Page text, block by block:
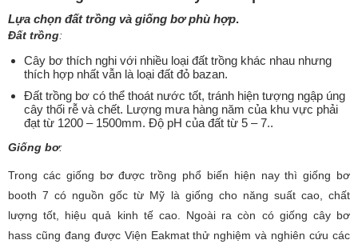
Lựa chọn đất trồng và giống bơ phù hợp.
Đất trồng:
Cây bơ thích nghi với nhiều loại đất trồng khác nhau nhưng
thích hợp nhất vẫn là loại đất đỏ bazan.
Đất trồng bơ có thể thoát nước tốt, tránh hiện tượng ngập úng
cây thối rễ và chết. Lượng mưa hàng năm của khu vực phải
đạt từ 1200 – 1500mm. Độ pH của đất từ 5 – 7..
Giống bơ:
Trong các giống bơ được trồng phổ biến hiện nay thì giống bơ
booth 7 có nguồn gốc từ Mỹ là giống cho năng suất cao, chất
lượng tốt, hiệu quả kinh tế cao. Ngoài ra còn có giống cây bơ
hass cũng đang được Viện Eakmat thử nghiệm và nghiên cứu các